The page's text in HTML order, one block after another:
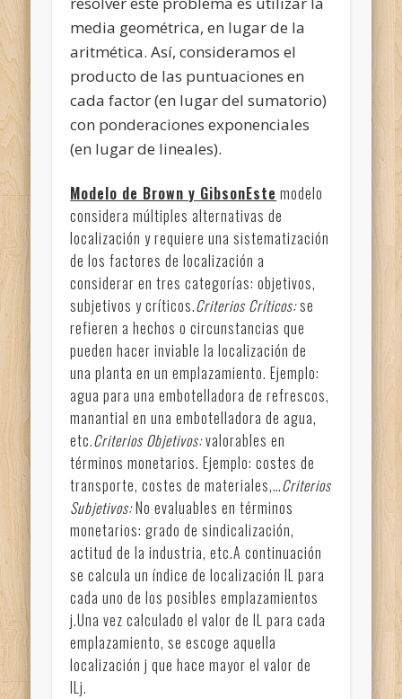
media geométrica, en lugar de la
aritmética. Así, consideramos el
producto de las puntuaciones en
cada factor (en lugar del sumatorio)
con ponderaciones exponenciales
(en lugar de lineales).
Modelo de Brown y GibsonEste modelo
considera múltiples alternativas de
localización y requiere una sistematización
de los factores de localización a
considerar en tres categorías: objetivos,
subjetivos y críticos.Criterios Críticos:se
refieren a hechos o circunstancias que
pueden hacer inviable la localización de
una planta en un emplazamiento. Ejemplo:
agua para una embotelladora de refrescos,
manantial en una embotelladora de agua,
etc.Criterios Objetivos:valorables en
términos monetarios. Ejemplo: costes de
transporte, costes de materiales,…Criterios
Subjetivos:No evaluables en términos
monetarios: grado de sindicalización,
actitud de la industria, etc.A continuación
se calcula un índice de localización IL para
cada uno de los posibles emplazamientos
j.Una vez calculado el valor de IL para cada
emplazamiento, se escoge aquella
localización j que hace mayor el valor de
ILj.